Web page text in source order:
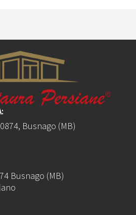
Busnago (MB)
Busnago (MB)